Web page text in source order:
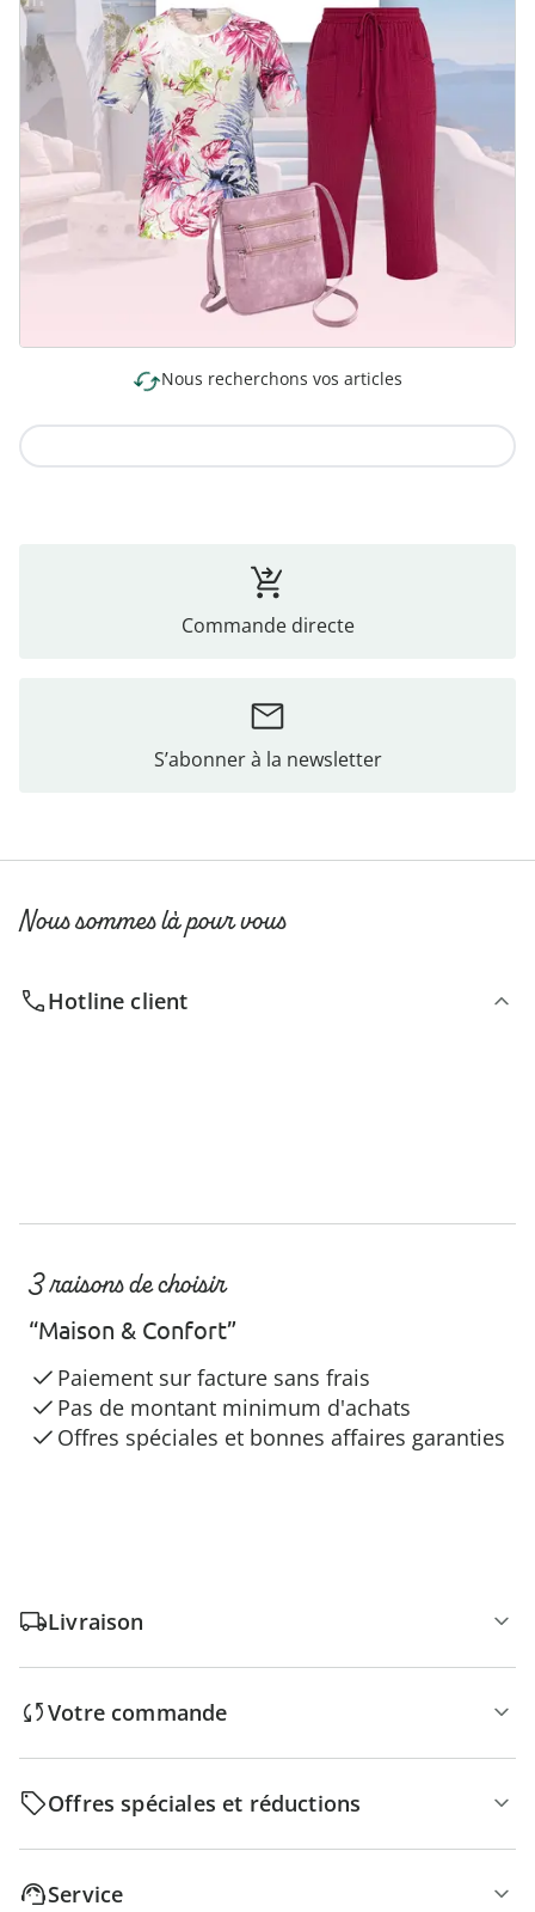
Nous recherchons vos articles
Commande directe
S’abonner à la newsletter
Nous sommes là pour vous
Hotline client
3 raisons de choisir
“Maison & Confort”
Paiement sur facture sans frais
Pas de montant minimum d'achats
Offres spéciales et bonnes affaires garanties
Livraison
Votre commande
Offres spéciales et réductions
Service